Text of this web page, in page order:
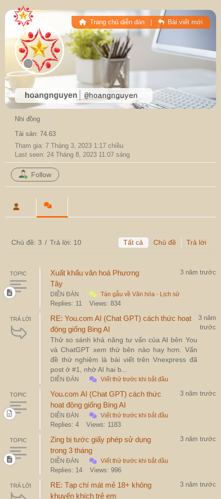
hoangnguyen @hoangnguyen
Trang chủ diễn đàn Bài viết mới
Nhi đồng
Tài sản: 74.63
Tham gia: 7 Tháng 3, 2023 1:17 chiều
Last seen: 24 Tháng 8, 2023 11:07 sáng
Follow
Chủ đề: 3 / Trả lời: 10 Tất cả Chủ đề Trả lời
TOPIC
Xuất khẩu văn hoá Phương
Tây
3 năm trước
DIỄN ĐÀN Tán gẫu về Văn hóa - Lịch sử
Replies: 11 Views: 834
TRẢ LỜI
RE: You.com AI (Chat GPT) cách thức hoạt
động giống Bing AI
Thử so sánh khả năng tư vấn của AI bên You
và ChatGPT xem thử bên nào hay hơn. Vấn
đề thử nghiệm là bài viết trên Vnexpress đã
post ở #1, nhờ AI hai b...
3 năm
trước
DIỄN ĐÀN Viết thử trước khi bắt đầu
TOPIC
You.com AI (Chat GPT) cách thức
hoạt động giống Bing AI
3 năm trước
DIỄN ĐÀN Viết thử trước khi bắt đầu
Replies: 4 Views: 1183
TOPIC
Zing bị tước giấy phép sử dụng
trong 3 tháng
3 năm trước
DIỄN ĐÀN Viết thử trước khi bắt đầu
Replies: 14 Views: 996
TRẢ LỜI
RE: Tạp chí mát mẻ 18+ không
khuyến khích trẻ em
3 năm trước